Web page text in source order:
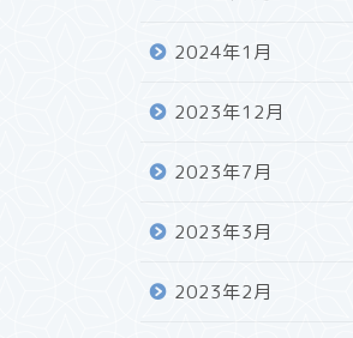
2024年1月
2023年12月
2023年7月
2023年3月
2023年2月